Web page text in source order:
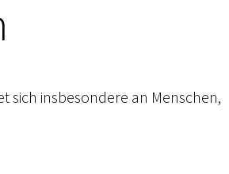
sich insbesondere an Menschen,